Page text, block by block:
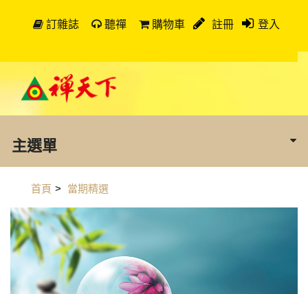
訂雜誌 聽禪 購物車 註冊 登入
主選單
首頁 > 當期精選